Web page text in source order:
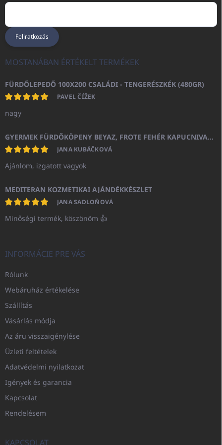
Feliratkozás
MOSTANÁBAN ÉRTÉKELT TERMÉKEK
FÜRDŐLEPEDŐ 100X200 CSALÁDI - TENGERÉSZKÉK (480GR)
PAVEL ČÍŽEK
nagy
GYERMEK FÜRDŐKÖPENY BEYAZ, FROTE FEHÉR KAPUCNIVAL (400GR)
JANA KUBÁČKOVÁ
Ajánlom, izgatott vagyok
MEDITERAN KOZMETIKAI AJÁNDÉKKÉSZLET
JANA SADLOŇOVÁ
Minőségi termék, köszönöm 👍
INFORMÁCIE PRE VÁS
Rólunk
Webáruház értékelése
Szállítás
Vásárlás módja
Az áru visszaigénylése
Üzleti feltételek
Adatvédelmi nyilatkozat
Igények és garancia
Kapcsolat
Rendelésem
KAPCSOLAT